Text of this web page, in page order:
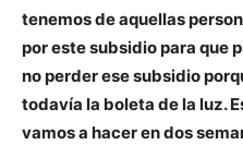
tenemos de aquellas
por este subsidio para que
no perder ese subsidio
todavía la boleta de la luz.
vamos a hacer en dos